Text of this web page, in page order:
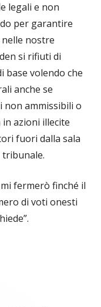
legali e non
per garantire
nostre
si rifiuti di
base volendo che
anche se
non ammissibili o
azioni illecite
fuori dalla sala
tribunale.
fermerò finché il
di voti onesti